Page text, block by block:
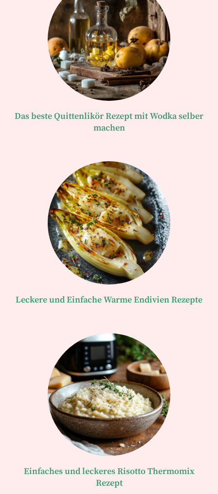
Das beste Quittenlikör Rezept mit Wodka selber
machen
Leckere und Einfache Warme Endivien Rezepte
Einfaches und leckeres Risotto Thermomix
Rezept